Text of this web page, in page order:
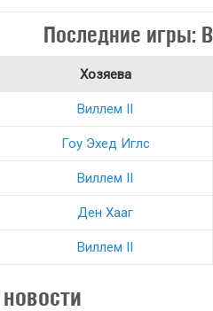
Последние игры:
Хозяева
Виллем II
Гоу Эхед Иглс
Виллем II
Ден Хааг
Виллем II